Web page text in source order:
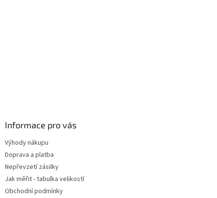
Informace pro vás
Výhody nákupu
Doprava a platba
Nepřevzetí zásilky
Jak měřit - tabulka velikostí
Obchodní podmínky